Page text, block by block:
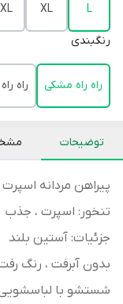
L
XL
2XL
رنگبندی
راه راه مشکی راه
توضیحات
پیراهن مردانه
تنخور: اسپرت ، جذب
جزئیات: آستین بلند
بدون آبرفت ، رنگ
شستشو با لباسشویی و در